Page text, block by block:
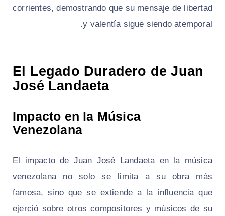
corrientes, demostrando que su mensaje de libertad
y valentía sigue siendo atemporal.
El Legado Duradero de Juan
José Landaeta
Impacto en la Música
Venezolana
El impacto de Juan José Landaeta en la música
venezolana no solo se limita a su obra más
famosa, sino que se extiende a la influencia que
ejerció sobre otros compositores y músicos de su